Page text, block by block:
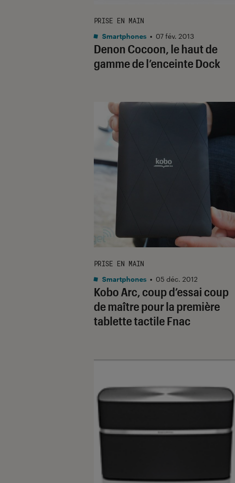
Denon Cocoon, le haut de
gamme de l’enceinte Dock
PRISE EN MAIN
Smartphones • 07 fév. 2013
Kobo Arc, coup d’essai coup
de maître pour la première
tablette tactile Fnac
PRISE EN MAIN
Smartphones • 05 déc. 2012